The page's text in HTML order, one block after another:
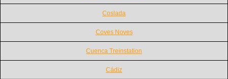
Coslada
Coves Noves
Cuenca Treinstation
Cádiz